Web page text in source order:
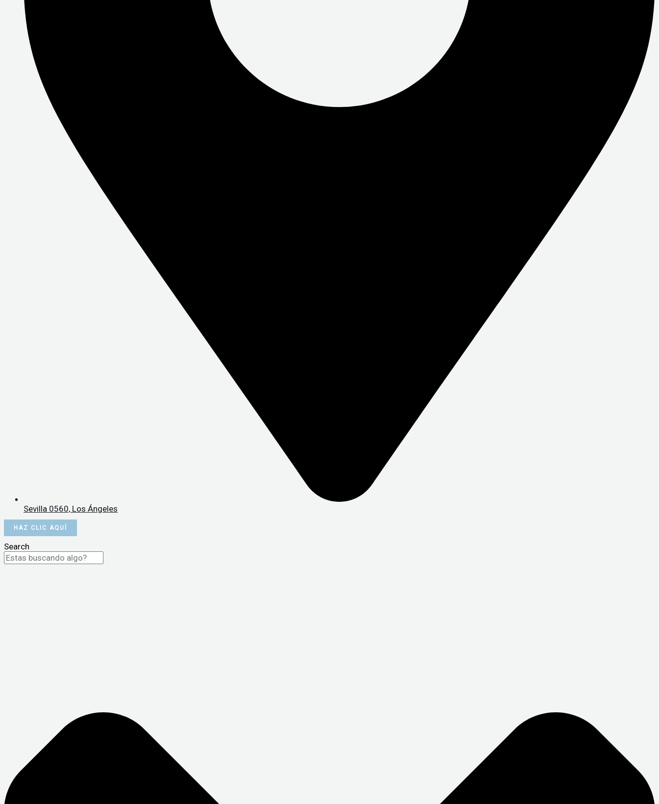
Sevilla 0560, Los Ángeles
HAZ CLIC AQUÍ
Search